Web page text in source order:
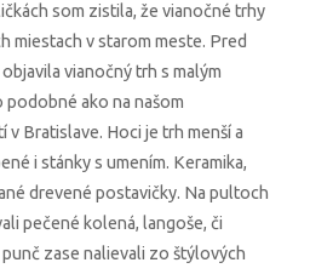
som zistila, že vianočné trhy
miestach v starom meste. Pred
vianočný trh s malým
ako na našom
Bratislave. Hoci je trh menší a
i stánky s umením. Keramika,
drevené postavičky. Na pultoch
pečené kolená, langoše, či
zase nalievali zo štýlových